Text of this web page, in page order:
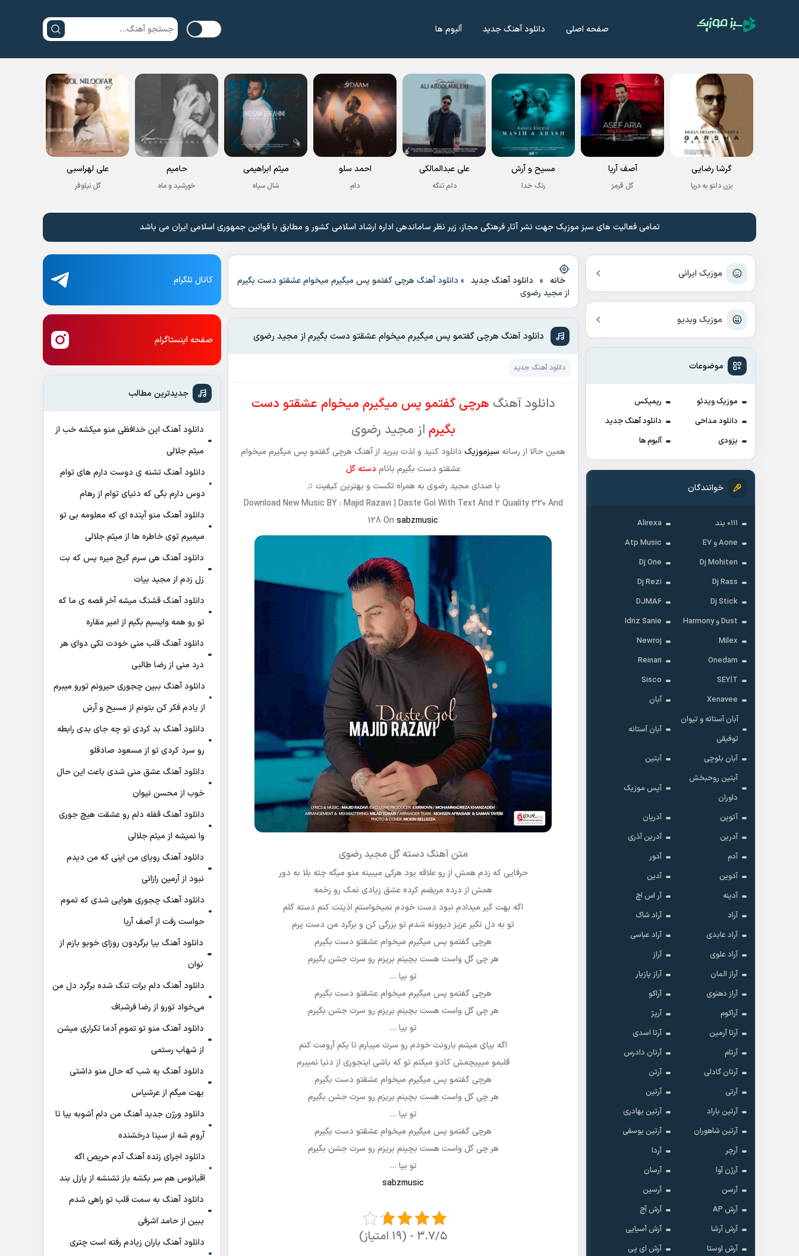
صفحه اصلی دانلود آهنگ جدید آلبوم ها
گرشا رضایی
بزن دلتو به دریا
آصف آریا
گل قرمز
مسیح و آرش
رنگ خدا
علی عبدالمالکی
دلم تنگه
احمد سلو
دام
میثم ابراهیمی
شال سیاه
حامیم
خورشید و ماه
علی لهراسبی
گل نیلوفر
تمامی فعالیت های سبز موزیک جهت نشر آثار فرهنگی مجاز، زیر نظر ساماندهی اداره ارشاد اسلامی کشور و مطابق با قوانین جمهوری اسلامی ایران می باشد
موزیک ایرانی
موزیک ویدیو
موضوعات
موزیک ویدئو
ریمیکس
دانلود مداحی
دانلود آهنگ جدید
بزودی
آلبوم ها
خوانندگان
۰۱۱۱ بند
Alirexa
Aone و E7
Atp Music
Dj Mohiten
Dj One
Dj Rass
Dj Rezi
Dj Stick
DJMA6
Dust و Harmony
Idriz Sanie
Milex
Newroj
Onedam
Reinari
SEYİT
Sisco
Xenavee
آبان
آبان آستاته و تیوان
توفیقی
آبان آستانه
آبان بلوچی
آبتین
آبتین روحبخش
داوران
آپس موزیک
آتوین
آدریان
آدرین
آدرین آذری
آدم
آدور
آدوین
آدین
آدینه
آر اس اچ
آراد
آراد شاک
آراد عابدی
آراد عباسی
آراد علوی
آراز
آراز المان
آراز پازیار
آراز دهنوی
آراکو
آراکوم
آرپژ
آرتا آرمین
آرتا اسدی
آرتام
آرتان دادرس
آرتان گادلی
آرتن
آرتی
آرتین
آرتین باراد
آرتین بهادری
آرتین شاهوران
آرتین یوسفی
آرچر
آردا
آرژن آوا
آرسان
آرسن
آرسین
آرش AP
آرش آج
آرش آرشا
آرش آسیایی
آرش اوستا
آرش ای پی
خانه » دانلود آهنگ جدید » دانلود آهنگ هرچی گفتمو پس میگیرم میخوام عشقتو دست بگیرم
از مجید رضوی
دانلود آهنگ هرچی گفتمو پس میگیرم میخوام عشقتو دست بگیرم از مجید رضوی
دانلود آهنگ جدید
دانلود آهنگ هرچی گفتمو پس میگیرم میخوام عشقتو دست
بگیرم از مجید رضوی
همین حالا از رسانه سبزموزیک دانلود کنید و لذت ببرید از آهنگ هرچی گفتمو پس میگیرم میخوام
عشقتو دست بگیرم بانام دسته گل
با صدای مجید رضوی به همراه تکست و بهترین کیفیت ♫
Download New Music BY : Majid Razavi | Daste Gol With Text And 2 Quality 320 And
128 On sabzmusic
متن آهنگ دسته گل مجید رضوی
حرفایی که زدم همش از رو علاقه بود هرکی میبینه منو میگه چته بلا به دور
همش از درده مریضم کرده عشق زیادی نمک رو زخمه
اگه بهت گیر میدادم نبود دست خودم نمیخواستم اذیتت کنم دسته گلم
تو به دل نگیر عزیز دیوونه شدم تو بزرگی کن و برگرد من دست پرم
هرچی گفتمو پس میگیرم میخوام عشقتو دست بگیرم
هر چی گل واست هست بچینم بریزم رو سرت جشن بگیرم
تو بیا …
هرچی گفتمو پس میگیرم میخوام عشقتو دست بگیرم
هر چی گل واست هست بچینم بریزم رو سرت جشن بگیرم
تو بیا …
اگه بیای میشم بارونت خودم رو سرت میبارم تا یکم آرومت کنم
قلبمو میپیچمش کادو میکنم تو که باشی اینجوری از دنیا نمیبرم
هرچی گفتمو پس میگیرم میخوام عشقتو دست بگیرم
هر چی گل واست هست بچینم بریزم رو سرت جشن بگیرم
تو بیا …
هرچی گفتمو پس میگیرم میخوام عشقتو دست بگیرم
هر چی گل واست هست بچینم بریزم رو سرت جشن بگیرم
تو بیا …
sabzmusic
۳.۷/۵ - (۱۹ امتیاز)
کانال تلگرام
صفحه اینستاگرام
جدیدترین مطالب
دانلود آهنگ این خدافظی منو میکشه خب از
میثم جلالی
دانلود آهنگ تشنه ی دوست دارم های توام
دوس دارم بگی که دنیای توام از رهام
دانلود آهنگ منو آینده ای که معلومه بی تو
میمیرم توی خاطره ها از میثم جلالی
دانلود آهنگ هی سرم گیج میره‌ پس که بت
زل زدم از مجید بیات
دانلود آهنگ ﻗﺸﻨﮓ ﻣﻴﺸﻪ آﺧﺮ ﻗﺼﻪ ی ﻣﺎ ﻛﻪ
ﺗﻮ رو ﻫﻤﻪ واﻳﺴﻴﻢ ﺑﮕﻴﻢ از امیر مقاره
دانلود آهنگ قلب منی خودت تکی دوای هر
درد منی از رضا طالبی
دانلود آهنگ ببین چجوری حیرونم تورو میبرم
از یادم فکر کن بتونم از مسیح و آرش
دانلود آهنگ بد کردی تو چه جای بدی رابطه
رو سرد کردی تو از مسعود صادقلو
دانلود آهنگ عشق منی شدی باعث این حال
خوب از محسن نیوان
دانلود آهنگ قفله دلم رو عشقت هیچ جوری
وا نمیشه از میثم جلالی
دانلود آهنگ رویای من اینی که من دیدم
نبود از آرمین رازانی
دانلود آهنگ ﭼﺠﻮری ﻫﻮاﻳﻰ ﺷﺪی ﻛﻪ ﺗﻤﻮم
ﺣﻮاﺳﺖ رﻓﺖ از آصف آریا
دانلود آهنگ بیا برگردون روزای خوبو بازم از
نوان
دانلود آهنگ دلم برات تنگ شده برگرد دل من
می‌خواد تورو از رضا فرشباف
دانلود آهنگ منو تو تموم آدما تکراری میشن
از شهاب رستمی
دانلود آهنگ ﻳﻪ ﺷﺐ ﻛﻪ ﺣﺎل ﻣﻨﻮ داﺷﺘﻰ
ﺑﻬﺖ میگم از عرشیاس
دانلود ورژن جدید آهنگ من دلم آشوبه بیا تا
آروم شه از سینا درخشنده
دانلود اجرای زنده آهنگ آدم حریص اگه
اقیانوس هم سر بکشه باز تشنشه از پازل بند
دانلود آهنگ به سمت قلب تو راهی شدم
ببین از حامد اشرفی
دانلود آهنگ باران زیادم رفته است چتری